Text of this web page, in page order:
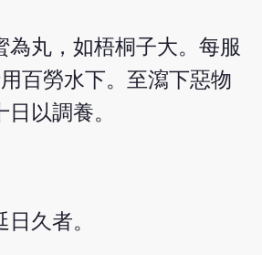
為丸，如梧桐子大。每服
百勞水下。至瀉下惡物
以調養。
久者。